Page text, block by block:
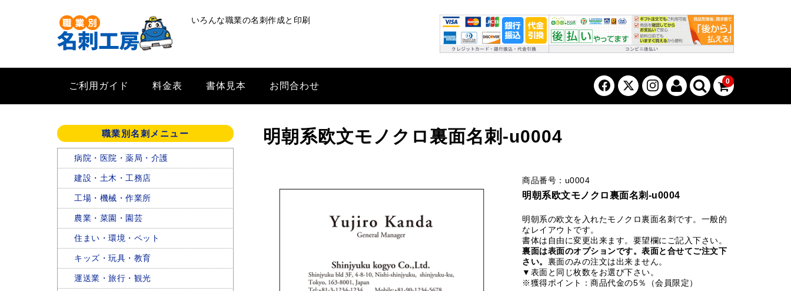
いろんな職業の名刺作成と印刷
0
ご利用ガイド 料金表 書体見本 お問合わせ
明朝系欧文モノクロ裏面名刺-u0004
商品番号：u0004
明朝系欧文モノクロ裏面名刺-u0004
明朝系の欧文を入れたモノクロ裏面名刺です。一般的
なレイアウトです。
書体は自由に変更出来ます。要望欄にご記入下さい。
裏面は表面のオプションです。表面と合せてご注文下
さい。 裏面のみの注文は出来ません。
▼表面と同じ枚数をお選び下さい。
※獲得ポイント：商品代金の5％（会員限定）
職業別名刺メニュー
病院・医院・薬局・介護
建設・土木・工務店
工場・機械・作業所
農業・菜園・園芸
住まい・環境・ペット
キッズ・玩具・教育
運送業・旅行・観光